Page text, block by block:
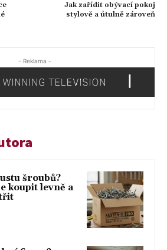
Jak zařídit obývací pokoj
stylově a útulně zároveň
- Reklama -
šroubů?
koupit levně a